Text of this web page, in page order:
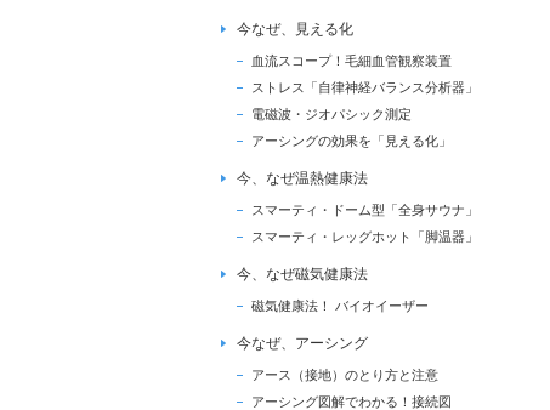
今なぜ、見える化
血流スコープ！毛細血管観察装置
ストレス「自律神経バランス分析器」
電磁波・ジオパシック測定
アーシングの効果を「見える化」
今、なぜ温熱健康法
スマーティ・ドーム型「全身サウナ」
スマーティ・レッグホット「脚温器」
今、なぜ磁気健康法
磁気健康法！ バイオイーザー
今なぜ、アーシング
アース（接地）のとり方と注意
アーシング図解でわかる！接続図